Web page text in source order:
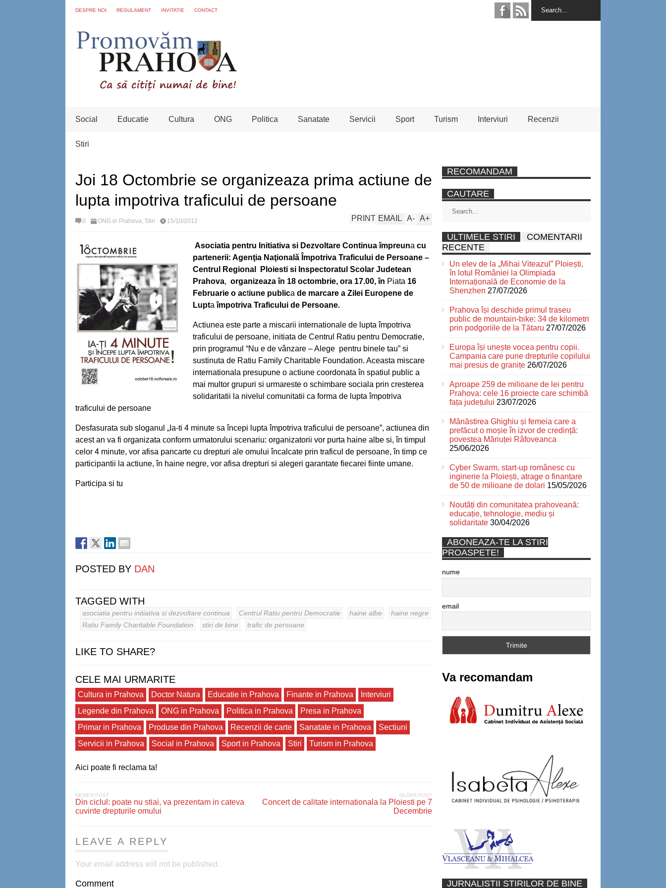
DESPRE NOI REGULAMENT INVITATIE CONTACT
Social Educatie Cultura ONG Politica Sanatate Servicii Sport Turism Interviuri Recenzii
Stiri
Joi 18 Octombrie se organizeaza prima actiune de
lupta impotriva traficului de persoane
0 ONG in Prahova, Stiri 15/10/2012 A+
A-
EMAIL
PRINT
Asociatia pentru Initiativa si Dezvoltare Continua împreuna cu
partenerii: Agenţia Naţională Împotriva Traficului de Persoane –
Centrul Regional Ploiesti si Inspectoratul Scolar Judetean
Prahova, organizeaza în 18 octombrie, ora 17.00, în Piata 16
Februarie o actiune publica de marcare a Zilei Europene de
Luptaîmpotriva Traficului de Persoane.
Actiunea este parte a miscarii internationale de lupta împotriva
traficului de persoane, initiata de Centrul Ratiu pentru Democratie,
prin programul “Nu e de vânzare – Alege pentru binele tau” si
sustinuta de Ratiu Family Charitable Foundation. Aceasta miscare
internationala presupune o actiune coordonata în spatiul public a
mai multor grupuri si urmareste o schimbare sociala prin cresterea
solidaritatii la nivelul comunitatii ca forma de lupta împotriva
traficului de persoane
Desfasurata sub sloganul „Ia-ti 4 minute sa începi lupta împotriva traficului de persoane”, actiunea din
acest an va fi organizata conform urmatorului scenariu: organizatorii vor purta haine albe si, în timpul
celor 4 minute, vor afisa pancarte cu drepturi ale omului încalcate prin traficul de persoane, în timp ce
participantii la actiune, în haine negre, vor afisa drepturi si alegeri garantate fiecarei fiinte umane.
Participa si tu
POSTED BY DAN
TAGGED WITH
asociatia pentru initiativa si dezvoltare continua Centrul Ratiu pentru Democratie haine albe
haine negre
Ratiu Family Charitable Foundation
stiri de bine trafic de persoane
LIKE TO SHARE?
CELE MAI URMARITE
Cultura in Prahova Doctor Natura Educatie in Prahova Finante in Prahova
Interviuri
Legende din Prahova
ONG in Prahova Politica in Prahova
Presa in Prahova
Primar in Prahova
Produse din Prahova Recenzii de carte Sanatate in Prahova
Sectiuni
Servicii in Prahova
Social in Prahova Sport in Prahova Stiri Turism in Prahova
Aici poate fi reclama ta!
NEWER POST
Din ciclul: poate nu stiai, va prezentam in cateva
cuvinte drepturile omului
OLDER POST
Concert de calitate internationala la Ploiesti pe 7
Decembrie
LEAVE A REPLY
Your email address will not be published.
Comment
RECOMANDAM
CAUTARE
ULTIMELE STIRI
COMENTARII
RECENTE
Un elev de la „Mihai Viteazul” Ploiești,
în lotul României la Olimpiada
Internațională de Economie de la
Shenzhen 27/07/2026
Prahova își deschide primul traseu
public de mountain-bike: 34 de kilometri
prin podgoriile de la Tătaru 27/07/2026
Europa își unește vocea pentru copii.
Campania care pune drepturile copilului
mai presus de granițe 26/07/2026
Aproape 259 de milioane de lei pentru
Prahova: cele 16 proiecte care schimbă
fața județului 23/07/2026
Mănăstirea Ghighiu și femeia care a
prefăcut o moșie în izvor de credință:
povestea Măriuței Râfoveanca
25/06/2026
Cyber Swarm, start-up românesc cu
inginerie la Ploiești, atrage o finanțare
de 50 de milioane de dolari 15/05/2026
Noutăți din comunitatea prahoveană:
educație, tehnologie, mediu și
solidaritate 30/04/2026
ABONEAZA-TE LA STIRI
PROASPETE!
nume
email
Va recomandam
JURNALISTII STIRILOR DE BINE